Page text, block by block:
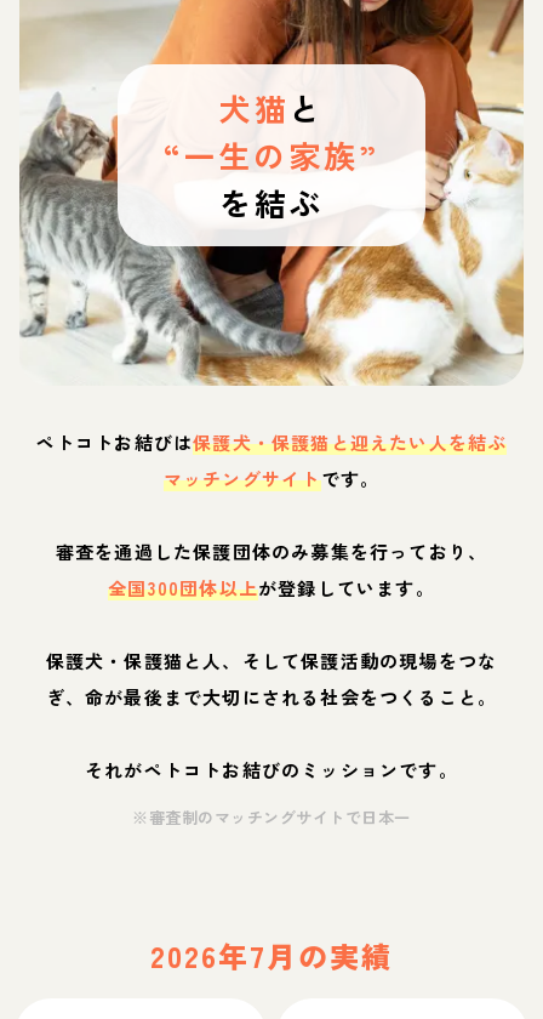
犬猫 と
“一生の家族”
を結ぶ
ペトコトお結びは保護犬・保護猫と迎えたい人を結ぶ
マッチングサイトです。
審査を通過した保護団体のみ募集を行っており、
全国300団体以上が登録しています。
保護犬・保護猫と人、そして保護活動の現場をつな
ぎ、命が最後まで大切にされる社会をつくること。
それがペトコトお結びのミッションです。
※審査制のマッチングサイトで日本一
2026年7月の実績